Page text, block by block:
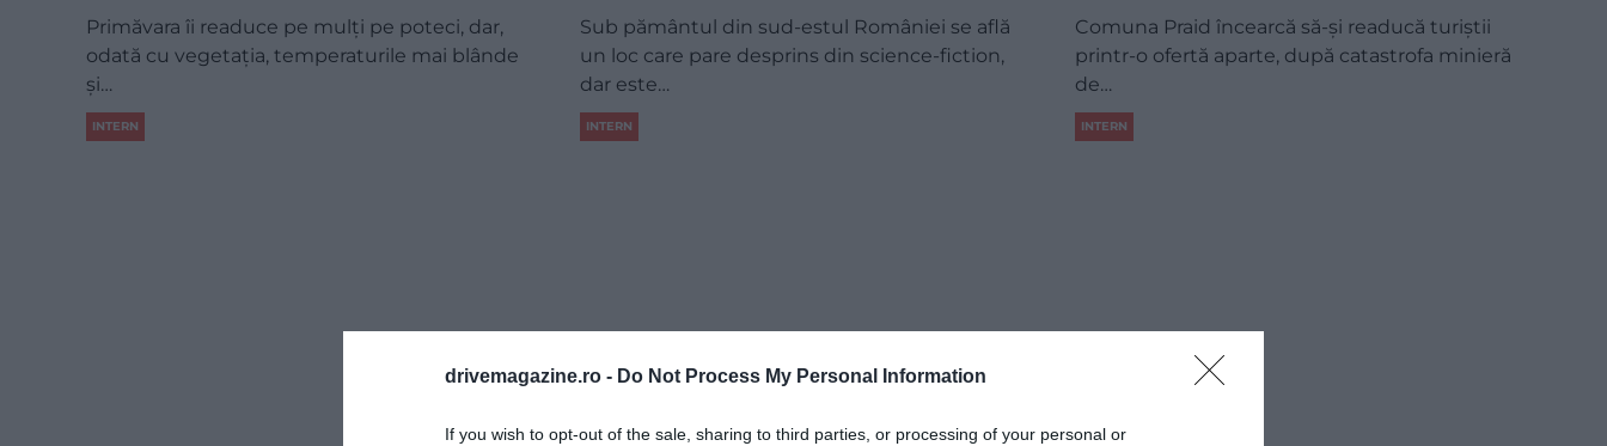
drivemagazine.ro - Do Not Process My Personal Information
If you wish to opt-out of the sale, sharing to third parties, or processing of your personal or
Primăvara îi readuce pe mulți pe poteci, dar,
odată cu vegetația, temperaturile mai blânde
și…
INTERN
Sub pământul din sud-estul României se află
un loc care pare desprins din science-fiction,
dar este…
INTERN
Comuna Praid încearcă să-și readucă turiștii
printr-o ofertă aparte, după catastrofa minieră
de…
INTERN